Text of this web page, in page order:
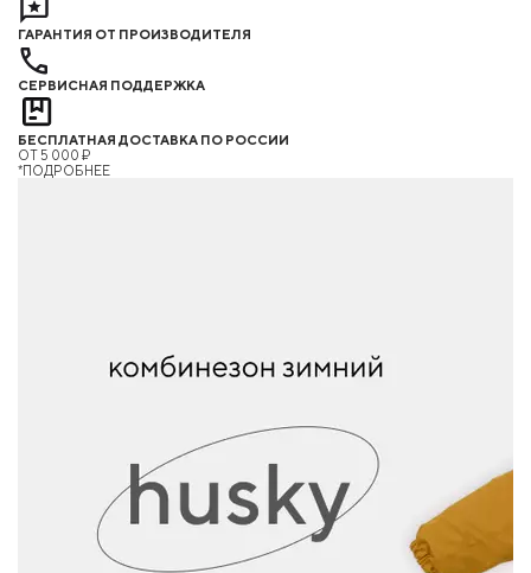
ГАРАНТИЯ ОТ ПРОИЗВОДИТЕЛЯ
СЕРВИСНАЯ ПОДДЕРЖКА
БЕСПЛАТНАЯ ДОСТАВКА ПО РОССИИ
ОТ 5 000 ₽
*ПОДРОБНЕЕ